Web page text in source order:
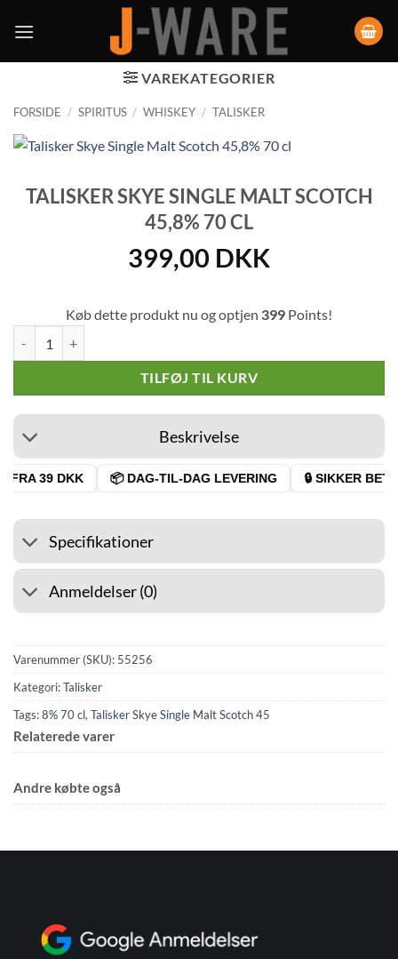
VAREKATEGORIER
FORSIDE / SPIRITUS / WHISKEY / TALISKER
TALISKER SKYE SINGLE MALT SCOTCH
45,8% 70 CL
399,00 DKK
Køb dette produkt nu og optjen 399 Points!
TILFØJ TIL KURV
Beskrivelse
39 DKK 📦 DAG-TIL-DAG LEVERING 🔒 SIKKER
Specifikationer
Anmeldelser (0)
Varenummer (SKU): 55256
Kategori:Talisker
Tags:8% 70 cl,Talisker Skye Single Malt Scotch 45
Relaterede varer
Andre købte også